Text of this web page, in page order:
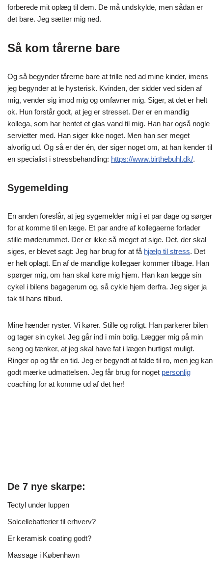
forberede mit oplæg til dem. De må undskylde, men sådan er
det bare. Jeg sætter mig ned.
Så kom tårerne bare
Og så begynder tårerne bare at trille ned ad mine kinder, imens
jeg begynder at le hysterisk. Kvinden, der sidder ved siden af
mig, vender sig imod mig og omfavner mig. Siger, at det er helt
ok. Hun forstår godt, at jeg er stresset. Der er en mandlig
kollega, som har hentet et glas vand til mig. Han har også nogle
servietter med. Han siger ikke noget. Men han ser meget
alvorlig ud. Og så er der én, der siger noget om, at han kender til
en specialist i stressbehandling: https://www.birthebuhl.dk/.
Sygemelding
En anden foreslår, at jeg sygemelder mig i et par dage og sørger
for at komme til en læge. Et par andre af kollegaerne forlader
stille møderummet. Der er ikke så meget at sige. Det, der skal
siges, er blevet sagt: Jeg har brug for at få hjælp til stress. Det
er helt oplagt. En af de mandlige kollegaer kommer tilbage. Han
spørger mig, om han skal køre mig hjem. Han kan lægge sin
cykel i bilens bagagerum og, så cykle hjem derfra. Jeg siger ja
tak til hans tilbud.
Mine hænder ryster. Vi kører. Stille og roligt. Han parkerer bilen
og tager sin cykel. Jeg går ind i min bolig. Lægger mig på min
seng og tænker, at jeg skal have fat i lægen hurtigst muligt.
Ringer op og får en tid. Jeg er begyndt at falde til ro, men jeg kan
godt mærke udmattelsen. Jeg får brug for noget personlig
coaching for at komme ud af det her!
De 7 nye skarpe:
Tectyl under luppen
Solcellebatterier til erhverv?
Er keramisk coating godt?
Massage i København